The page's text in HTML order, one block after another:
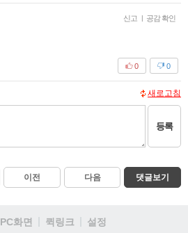
신고 | 공감 확인
0
0
새로고침
등록
이전 다음 댓글보기
PC화면 퀵링크 설정